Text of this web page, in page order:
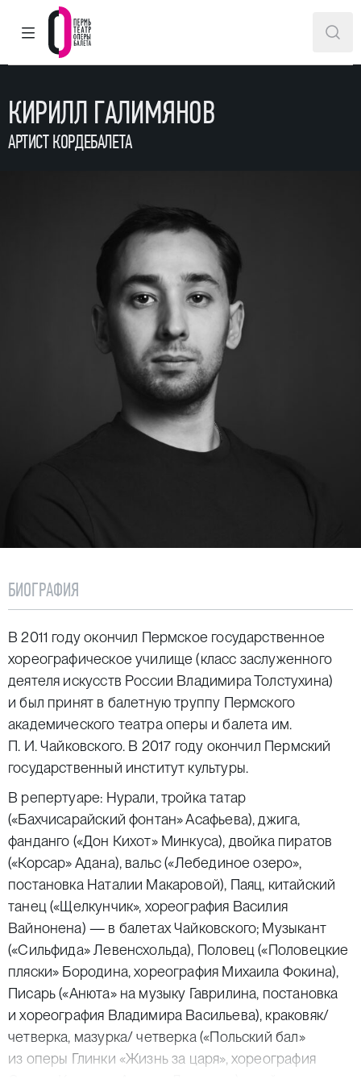
ГЛАВНОЕ МЕНЮ
Пермский театр оперы и балета
КИРИЛЛ ГАЛИМЯНОВ
АРТИСТ КОРДЕБАЛЕТА
БИОГРАФИЯ
В 2011 году окончил Пермское государственное
хореографическое училище (класс заслуженного
деятеля искусств России Владимира Толстухина)
и был принят в балетную труппу Пермского
академического театра оперы и балета им.
П. И. Чайковского. В 2017 году окончил Пермский
государственный институт культуры.
В репертуаре: Нурали, тройка татар
(«Бахчисарайский фонтан» Асафьева), джига,
фанданго («Дон Кихот» Минкуса), двойка пиратов
(«Корсар» Адана), вальс («Лебединое озеро»,
постановка Наталии Макаровой), Паяц, китайский
танец («Щелкунчик», хореография Василия
Вайнонена) — в балетах Чайковского; Музыкант
(«Сильфида» Левенсхольда), Половец («Половецкие
пляски» Бородина, хореография Михаила Фокина),
Писарь («Анюта» на музыку Гаврилина, постановка
и хореография Владимира Васильева), краковяк/
четверка, мазурка/ четверка («Польский бал»
из оперы Глинки «Жизнь за царя», хореография